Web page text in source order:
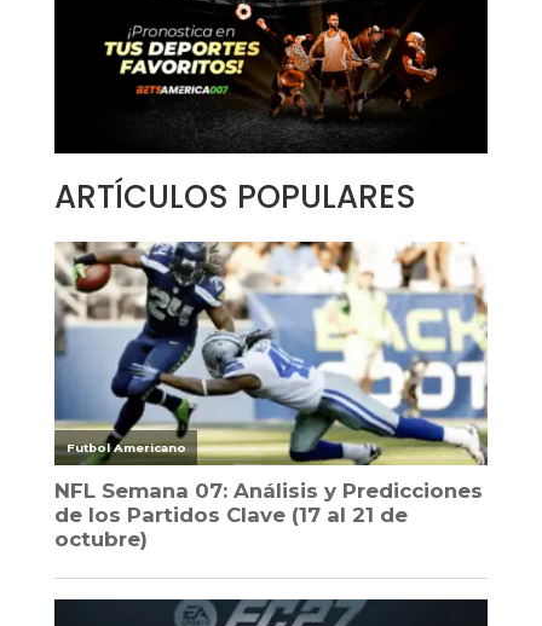
ARTÍCULOS POPULARES